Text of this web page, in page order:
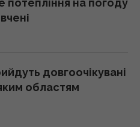
потепління на погоду
довгоочікувані
областям